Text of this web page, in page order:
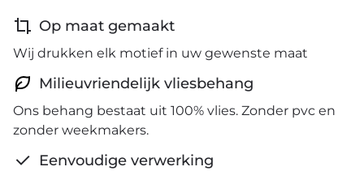
Op maat gemaakt
Wij drukken elk motief in uw gewenste maat
Milieuvriendelijk vliesbehang
Ons behang bestaat uit 100% vlies. Zonder pvc en
zonder weekmakers.
Eenvoudige verwerking